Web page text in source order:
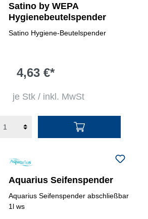
Satino by WEPA
Hygienebeutelspender
Satino Hygiene-Beutelspender
4,63 €*
je Stk / inkl. MwSt
Aquarius Seifenspender
Aquarius Seifenspender abschließbar
1l ws